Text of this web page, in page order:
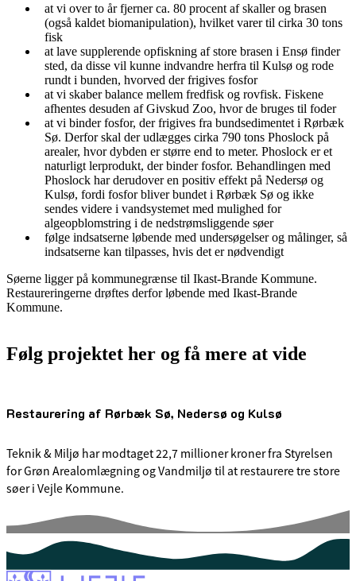
at vi over to år fjerner ca. 80 procent af skaller og brasen
(også kaldet biomanipulation), hvilket varer til cirka 30 tons
fisk
at lave supplerende opfiskning af store brasen i Ensø finder
sted, da disse vil kunne indvandre herfra til Kulsø og rode
rundt i bunden, hvorved der frigives fosfor
at vi skaber balance mellem fredfisk og rovfisk. Fiskene
afhentes desuden af Givskud Zoo, hvor de bruges til foder
at vi binder fosfor, der frigives fra bundsedimentet i Rørbæk
Sø. Derfor skal der udlægges cirka 790 tons Phoslock på
arealer, hvor dybden er større end to meter. Phoslock er et
naturligt lerprodukt, der binder fosfor. Behandlingen med
Phoslock har derudover en positiv effekt på Nedersø og
Kulsø, fordi fosfor bliver bundet i Rørbæk Sø og ikke
sendes videre i vandsystemet med mulighed for
algeopblomstring i de nedstrømsliggende søer
følge indsatserne løbende med undersøgelser og målinger, så
indsatserne kan tilpasses, hvis det er nødvendigt
Søerne ligger på kommunegrænse til Ikast-Brande Kommune.
Restaureringerne drøftes derfor løbende med Ikast-Brande
Kommune.
Følg projektet her og få mere at vide
Restaurering af Rørbæk Sø, Nedersø og Kulsø
Teknik & Miljø har modtaget 22,7 millioner kroner fra Styrelsen
for Grøn Arealomlægning og Vandmiljø til at restaurere tre store
søer i Vejle Kommune.